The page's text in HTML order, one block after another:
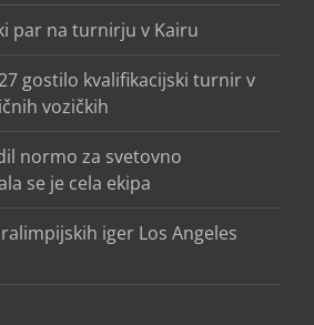
par na turnirju v Kairu
gostilo kvalifikacijski turnir v
vozičkih
normo za svetovno
se je cela ekipa
iger Los Angeles